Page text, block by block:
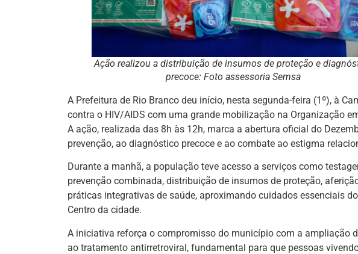
Ação realizou a distribuição de insumos de proteção e
precoce: Foto assessoria Semsa
A Prefeitura de Rio Branco deu início, nesta segunda-feira (1º), à
contra o HIV/AIDS com uma grande mobilização na Organização
A ação, realizada das 8h às 12h, marca a abertura oficial do
prevenção, ao diagnóstico precoce e ao combate ao estigma
Durante a manhã, a população teve acesso a serviços como
prevenção combinada, distribuição de insumos de proteção,
práticas integrativas de saúde, aproximando cuidados essenciais
Centro da cidade.
A iniciativa reforça o compromisso do município com a ampliação
ao tratamento antirretroviral, fundamental para que pessoas